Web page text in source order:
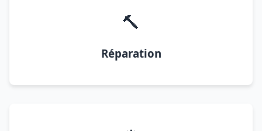
🔨
Réparation